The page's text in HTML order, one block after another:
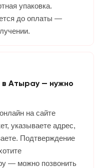
упаковка.
до оплаты —
в Атырау — нужно
на сайте
указываете адрес,
Подтверждение
— можно позвонить